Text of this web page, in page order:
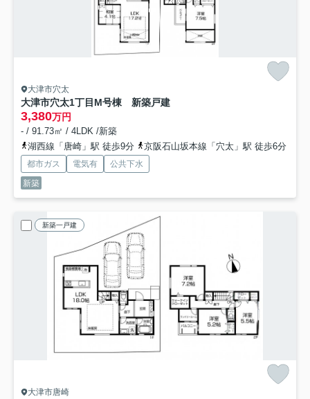
大津市穴太
大津市穴太1丁目M号棟 新築戸建
3,380万円
- / 91.73㎡ / 4LDK /新築
湖西線「唐崎」駅 徒歩9分
京阪石山坂本線「穴太」駅 徒歩6分
都市ガス 電気有
公共下水
新築
新築一戸建
大津市唐崎